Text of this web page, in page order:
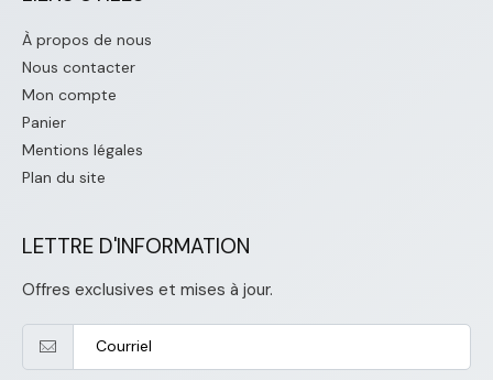
À propos de nous
Nous contacter
Mon compte
Panier
Mentions légales
Plan du site
LETTRE D'INFORMATION
Offres exclusives et mises à jour.